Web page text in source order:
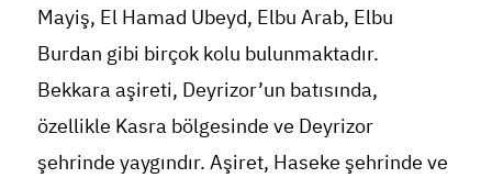
Mayiş, El Hamad Ubeyd, Elbu Arab, Elbu
Burdan gibi birçok kolu bulunmaktadır.
Bekkara aşireti, Deyrizor’un batısında,
özellikle Kasra bölgesinde ve Deyrizor
şehrinde yaygındır. Aşiret, Haseke şehrinde ve